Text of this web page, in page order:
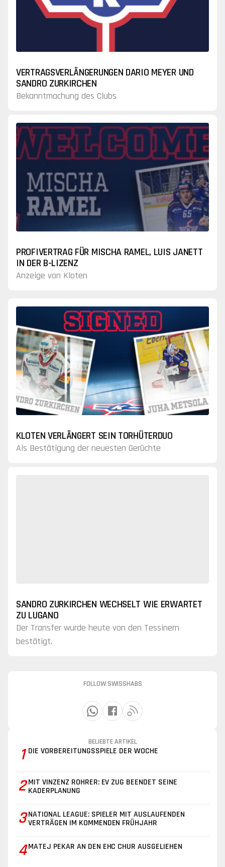
VERTRAGSVERLÄNGERUNGEN DARIO MEYER UND
SANDRO ZURKIRCHEN
Bekanntmachung des Clubs
PROFIVERTRAG FÜR MISCHA RAMEL, LUIS JANETT
IN DER B-LIZENZ
Anzeige von Kloten
KLOTEN VERLÄNGERT SEIN TORHÜTERDUO
Als Bestätigung der neuesten Gerüchte
SANDRO ZURKIRCHEN WECHSELT WIE ERWARTET
ZU LUGANO
Der Transfer wurde heute von den Tessinern
bestätigt.
FOLLOW SWISSHABS
BELIEBTE ARTIKEL
1 DIE VORBEREITUNGSSPIELE DER WOCHE
2 MIT VINZENZ ROHRER: EV ZUG BEENDET SEINE
KADERPLANUNG
3 NATIONAL LEAGUE: SPIELER MIT AUSLAUFENDEN
VERTRÄGEN IM KOMMENDEN FRÜHJAHR
4 MATEJ PEKAR AN DEN EHC CHUR AUSGELIEHEN